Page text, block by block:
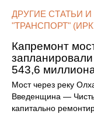
ДРУГИЕ СТАТЬИ
"ТРАНСПОРТ"
Капремонт
543,6
Мост через реку
Введенщина —
капитально